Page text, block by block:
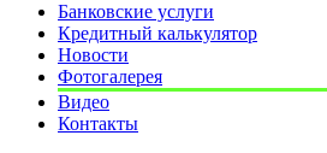
Банковские услуги
Кредитный калькулятор
Новости
Фотогалерея
Видео
Контакты